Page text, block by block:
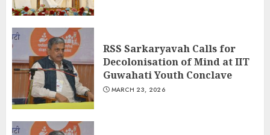
RSS Sarkaryavah Calls for
Decolonisation of Mind at IIT
Guwahati Youth Conclave
MARCH 23, 2026